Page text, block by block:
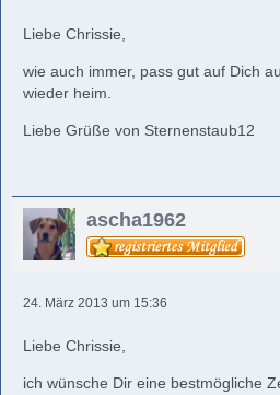
Liebe Chrissie,
wie auch immer, pass gut auf Dich
wieder heim.
Liebe Grüße von Sternenstaub12
ascha1962
24. März 2013 um 15:36
Liebe Chrissie,
ich wünsche Dir eine bestmögliche